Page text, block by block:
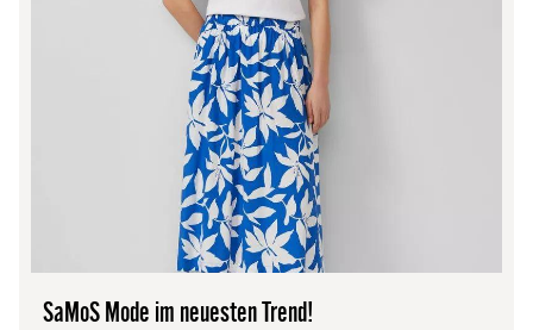
SaMoS Mode im neuesten Trend!